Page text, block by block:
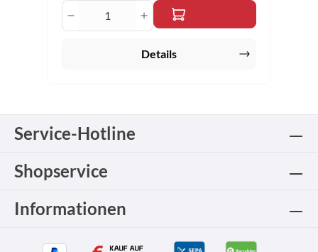
Produkt Anzahl: Gib den
Details
Service-Hotline
Shopservice
Informationen